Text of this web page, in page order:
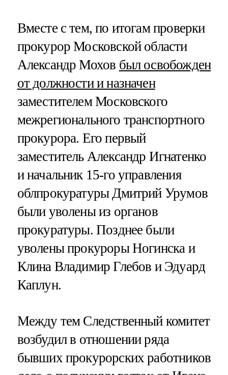
Вместе с тем, по итогам проверки
прокурор Московской области
Александр Мохов был освобожден
от должности и назначен
заместителем Московского
межрегионального транспортного
прокурора. Его первый
заместитель Александр Игнатенко
и начальник 15-го управления
облпрокуратуры Дмитрий Урумов
были уволены из органов
прокуратуры. Позднее были
уволены прокуроры Ногинска и
Клина Владимир Глебов и Эдуард
Каплун.
Между тем Следственный комитет
возбудил в отношении ряда
бывших прокурорских работников